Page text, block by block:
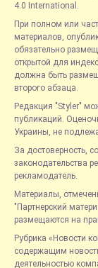
4.0 International.
При полном или
материалов,
обязательно
открытой для
должна быть
второго абзаца.
Редакция "Styler"
публикаций.
Украины, не
За достоверность,
законодательства
рекламодатель.
Материалы,
"Партнерский
размещаются на
Рубрика «Новости
содержащим
деятельностью